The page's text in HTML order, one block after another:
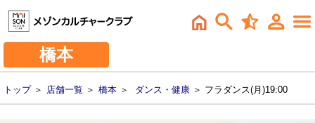
橋本
トップ＞ 店舗一覧 ＞ 橋本 ＞ ダンス・健康 ＞ フラダンス(月)19:00